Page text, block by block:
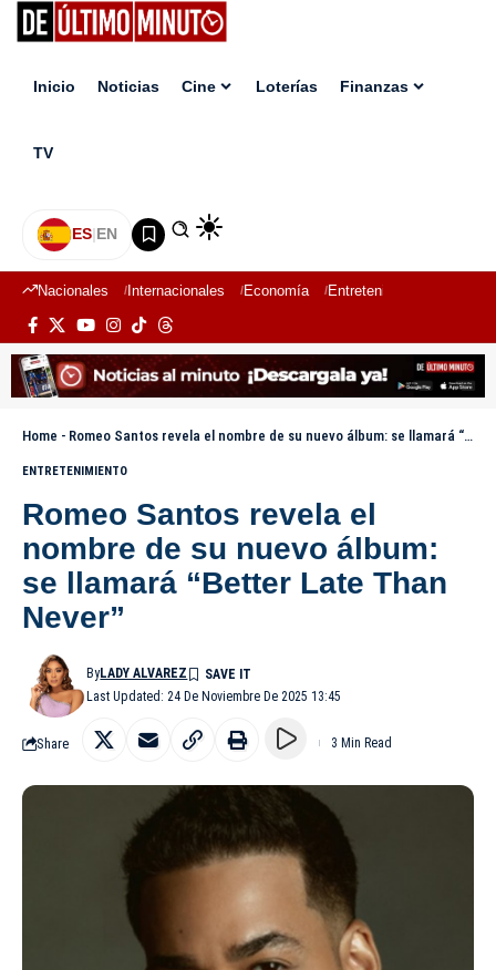
Inicio Noticias Cine Loterías Finanzas
TV
ES|EN
Nacionales Internacionales Economía Entretenimiento
Home - Romeo Santos revela el nombre de su nuevo álbum: se llamará “Better Late Than Never”
ENTRETENIMIENTO
Romeo Santos revela el
nombre de su nuevo álbum:
se llamará “Better Late Than
Never”
Last Updated: 24 De Noviembre De 2025 13:45
ByLADY ALVAREZ
Share 3 Min Read